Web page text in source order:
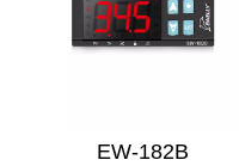
EW-182B